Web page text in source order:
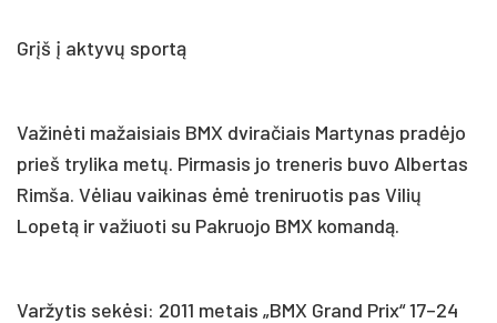
Grįš į aktyvų sportą
Važinėti mažaisiais BMX dviračiais Martynas pradėjo
prieš trylika metų. Pirmasis jo treneris buvo Albertas
Rimša. Vėliau vaikinas ėmė treniruotis pas Vilių
Lopetą ir važiuoti su Pakruojo BMX komandą.
Varžytis sekėsi: 2011 metais „BMX Grand Prix“ 17–24